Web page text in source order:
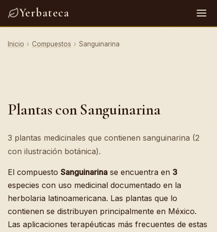
Yerbateca
Inicio › Compuestos › Sanguinarina
Plantas con Sanguinarina
3 plantas medicinales que contienen sanguinarina (2
con ilustración botánica).
El compuesto Sanguinarina se encuentra en 3
especies con uso medicinal documentado en la
herbolaria latinoamericana. Las plantas que lo
contienen se distribuyen principalmente en México.
Las aplicaciones terapéuticas más frecuentes de estas